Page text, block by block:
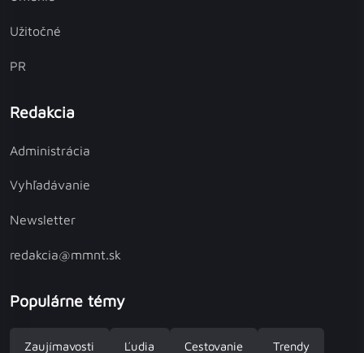
Užitočné
PR
Redakcia
Administrácia
Vyhľadávanie
Newsletter
redakcia@mmnt.sk
Populárne témy
Zaujímavosti Ľudia Cestovanie Trendy